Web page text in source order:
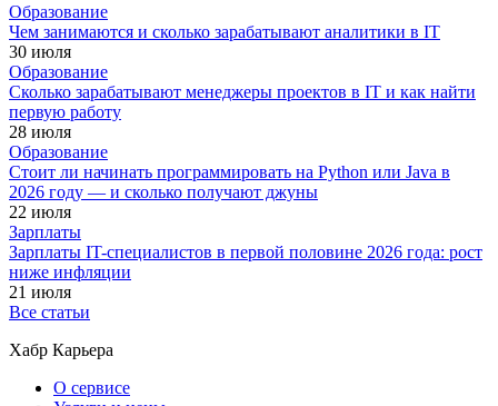
Образование
Чем занимаются и сколько зарабатывают аналитики в IT
30 июля
Образование
Сколько зарабатывают менеджеры проектов в IT и как найти
первую работу
28 июля
Образование
Стоит ли начинать программировать на Python или Java в
2026 году — и сколько получают джуны
22 июля
Зарплаты
Зарплаты IT-специалистов в первой половине 2026 года: рост
ниже инфляции
21 июля
Все статьи
Хабр Карьера
О сервисе